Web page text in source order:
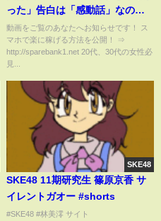
った」告白は「感動話」なの
か？ 陰では本気でSMAPの悪口
を
動画をご覧のあなたへお知らせです！ ス
マホで楽に稼げる方法を公開！ ⇒
http://sparebank1.net 20代、30代の女性必
見...
SKE48
SKE48 11期研究生 篠原京香 サ
イレントガオー #shorts
#SKE48 #林美澪 サイト